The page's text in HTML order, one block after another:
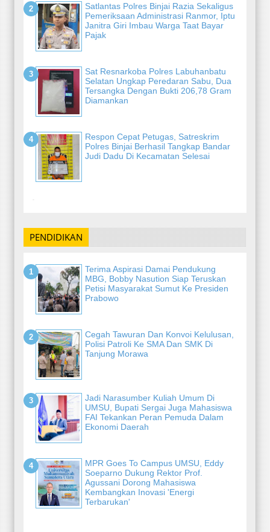
Satlantas Polres Binjai Razia Sekaligus
Pemeriksaan Administrasi Ranmor, Iptu
Janitra Giri Imbau Warga Taat Bayar
Pajak
Sat Resnarkoba Polres Labuhanbatu
Selatan Ungkap Peredaran Sabu, Dua
Tersangka Dengan Bukti 206,78 Gram
Diamankan
Respon Cepat Petugas, Satreskrim
Polres Binjai Berhasil Tangkap Bandar
Judi Dadu Di Kecamatan Selesai
-
PENDIDIKAN
Terima Aspirasi Damai Pendukung
MBG, Bobby Nasution Siap Teruskan
Petisi Masyarakat Sumut Ke Presiden
Prabowo
Cegah Tawuran Dan Konvoi Kelulusan,
Polisi Patroli Ke SMA Dan SMK Di
Tanjung Morawa
Jadi Narasumber Kuliah Umum Di
UMSU, Bupati Sergai Juga Mahasiswa
FAI Tekankan Peran Pemuda Dalam
Ekonomi Daerah
MPR Goes To Campus UMSU, Eddy
Soeparno Dukung Rektor Prof.
Agussani Dorong Mahasiswa
Kembangkan Inovasi 'Energi
Terbarukan'